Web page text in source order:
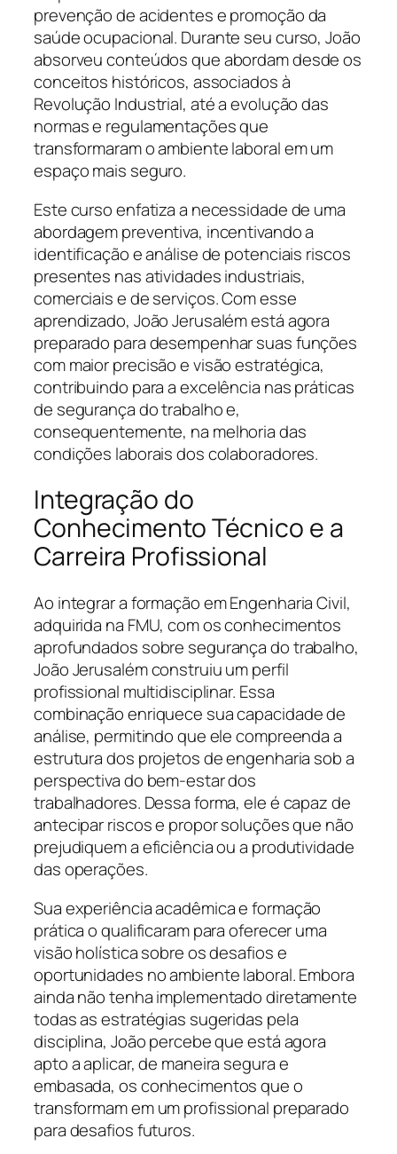
prevenção de acidentes e promoção da
saúde ocupacional. Durante seu curso, João
absorveu conteúdos que abordam desde os
conceitos históricos, associados à
Revolução Industrial, até a evolução das
normas e regulamentações que
transformaram o ambiente laboral em um
espaço mais seguro.
Este curso enfatiza a necessidade de uma
abordagem preventiva, incentivando a
identificação e análise de potenciais riscos
presentes nas atividades industriais,
comerciais e de serviços. Com esse
aprendizado, João Jerusalém está agora
preparado para desempenhar suas funções
com maior precisão e visão estratégica,
contribuindo para a excelência nas práticas
de segurança do trabalho e,
consequentemente, na melhoria das
condições laborais dos colaboradores.
Integração do
Conhecimento Técnico e a
Carreira Profissional
Ao integrar a formação em Engenharia Civil,
adquirida na FMU, com os conhecimentos
aprofundados sobre segurança do trabalho,
João Jerusalém construiu um perfil
profissional multidisciplinar. Essa
combinação enriquece sua capacidade de
análise, permitindo que ele compreenda a
estrutura dos projetos de engenharia sob a
perspectiva do bem-estar dos
trabalhadores. Dessa forma, ele é capaz de
antecipar riscos e propor soluções que não
prejudiquem a eficiência ou a produtividade
das operações.
Sua experiência acadêmica e formação
prática o qualificaram para oferecer uma
visão holística sobre os desafios e
oportunidades no ambiente laboral. Embora
ainda não tenha implementado diretamente
todas as estratégias sugeridas pela
disciplina, João percebe que está agora
apto a aplicar, de maneira segura e
embasada, os conhecimentos que o
transformam em um profissional preparado
para desafios futuros.